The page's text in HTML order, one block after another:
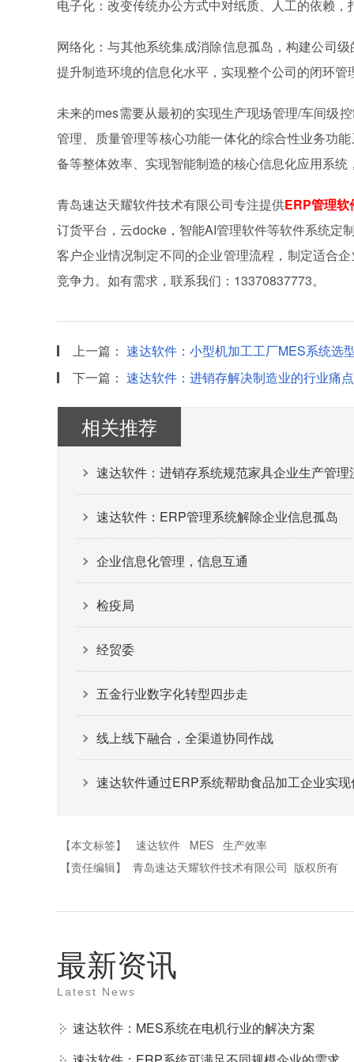
电子化：改变传统办公方式中对纸质、人工的依赖
网络化：与其他系统集成消除信息孤岛，构建公司
提升制造环境的信息化水平，实现整个公司的闭环管
未来的mes需要从最初的实现生产现场管理/车间级
管理、质量管理等核心功能一体化的综合性业务功
备等整体效率、实现智能制造的核心信息化应用系
青岛速达天耀软件技术有限公司专注提供ERP管理软
订货平台，云docke，智能AI管理软件等软件系统定
客户企业情况制定不同的企业管理流程，制定适合
竞争力。如有需求，联系我们：13370837773。
上一篇： 速达软件：小型机加工工厂MES系统选
下一篇： 速达软件：进销存解决制造业的行业痛点
相关推荐
速达软件：进销存系统规范家具企业生产管理
速达软件：ERP管理系统解除企业信息孤岛
企业信息化管理，信息互通
检疫局
经贸委
五金行业数字化转型四步走
线上线下融合，全渠道协同作战
速达软件通过ERP系统帮助食品加工企业实
【本文标签】 速达软件 MES 生产效率
【责任编辑】
青岛速达天耀软件技术有限公司 版权所有
最新资讯
Latest News
速达软件：MES系统在电机行业的解决方案